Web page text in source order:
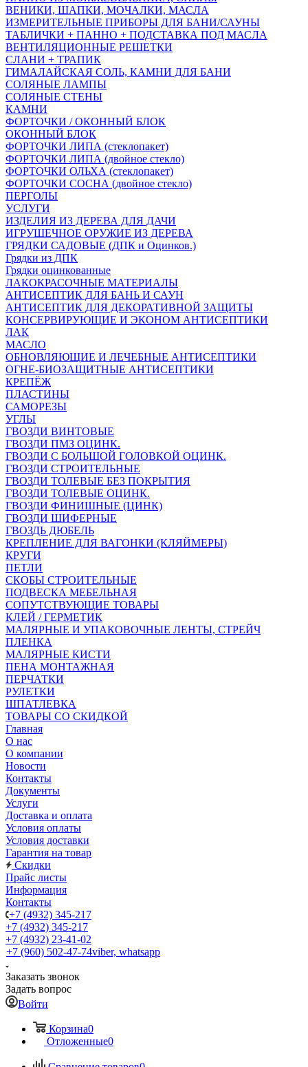
ВЕНИКИ, ШАПКИ, МОЧАЛКИ, МАСЛА
ИЗМЕРИТЕЛЬНЫЕ ПРИБОРЫ ДЛЯ БАНИ/САУНЫ
ТАБЛИЧКИ + ПАННО + ПОДСТАВКА ПОД МАСЛА
ВЕНТИЛЯЦИОННЫЕ РЕШЕТКИ
СЛАНИ + ТРАПИК
ГИМАЛАЙСКАЯ СОЛЬ, КАМНИ ДЛЯ БАНИ
СОЛЯНЫЕ ЛАМПЫ
СОЛЯНЫЕ СТЕНЫ
КАМНИ
ФОРТОЧКИ / ОКОННЫЙ БЛОК
ОКОННЫЙ БЛОК
ФОРТОЧКИ ЛИПА (стеклопакет)
ФОРТОЧКИ ЛИПА (двойное стекло)
ФОРТОЧКИ ОЛЬХА (стеклопакет)
ФОРТОЧКИ СОСНА (двойное стекло)
ПЕРГОЛЫ
УСЛУГИ
ИЗДЕЛИЯ ИЗ ДЕРЕВА ДЛЯ ДАЧИ
ИГРУШЕЧНОЕ ОРУЖИЕ ИЗ ДЕРЕВА
ГРЯДКИ САДОВЫЕ (ДПК и Оцинков.)
Грядки из ДПК
Грядки оцинкованные
ЛАКОКРАСОЧНЫЕ МАТЕРИАЛЫ
АНТИСЕПТИК ДЛЯ БАНЬ И САУН
АНТИСЕПТИК ДЛЯ ДЕКОРАТИВНОЙ ЗАЩИТЫ
КОНСЕРВИРУЮЩИЕ И ЭКОНОМ АНТИСЕПТИКИ
ЛАК
МАСЛО
ОБНОВЛЯЮЩИЕ И ЛЕЧЕБНЫЕ АНТИСЕПТИКИ
ОГНЕ-БИОЗАЩИТНЫЕ АНТИСЕПТИКИ
КРЕПЁЖ
ПЛАСТИНЫ
САМОРЕЗЫ
УГЛЫ
ГВОЗДИ ВИНТОВЫЕ
ГВОЗДИ ПМЗ ОЦИНК.
ГВОЗДИ С БОЛЬШОЙ ГОЛОВКОЙ ОЦИНК.
ГВОЗДИ СТРОИТЕЛЬНЫЕ
ГВОЗДИ ТОЛЕВЫЕ БЕЗ ПОКРЫТИЯ
ГВОЗДИ ТОЛЕВЫЕ ОЦИНК.
ГВОЗДИ ФИНИШНЫЕ (ЦИНК)
ГВОЗДИ ШИФЕРНЫЕ
ГВОЗДЬ ДЮБЕЛЬ
КРЕПЛЕНИЕ ДЛЯ ВАГОНКИ (КЛЯЙМЕРЫ)
КРУГИ
ПЕТЛИ
СКОБЫ СТРОИТЕЛЬНЫЕ
ПОДВЕСКА МЕБЕЛЬНАЯ
СОПУТСТВУЮЩИЕ ТОВАРЫ
КЛЕЙ / ГЕРМЕТИК
МАЛЯРНЫЕ И УПАКОВОЧНЫЕ ЛЕНТЫ, СТРЕЙЧ
ПЛЕНКА
МАЛЯРНЫЕ КИСТИ
ПЕНА МОНТАЖНАЯ
ПЕРЧАТКИ
РУЛЕТКИ
ШПАТЛЕВКА
ТОВАРЫ СО СКИДКОЙ
Главная
О нас
О компании
Новости
Контакты
Документы
Услуги
Доставка и оплата
Условия оплаты
Условия доставки
Гарантия на товар
Скидки
Прайс листы
Информация
Контакты
+7 (4932) 345-217
+7 (4932) 345-217
+7 (4932) 23-41-02
+7 (960) 502-47-74viber, whatsapp
Заказать звонок
Задать вопрос
Войти
Корзина0
Отложенные0